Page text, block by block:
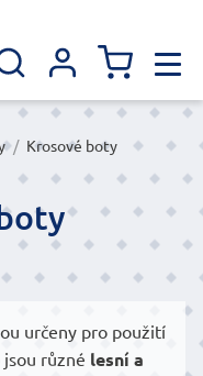
/ Krosové boty
určeny pro použití
jsou různé lesní a